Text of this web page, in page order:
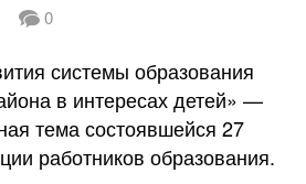
0
системы образования
в интересах детей» —
тема состоявшейся 27
работников образования.